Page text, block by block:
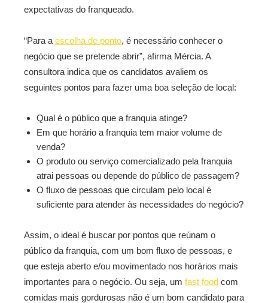
expectativas do franqueado.
“Para a escolha de ponto, é necessário conhecer o
negócio que se pretende abrir”, afirma Mércia. A
consultora indica que os candidatos avaliem os
seguintes pontos para fazer uma boa seleção de local:
Qual é o público que a franquia atinge?
Em que horário a franquia tem maior volume de
venda?
O produto ou serviço comercializado pela franquia
atrai pessoas ou depende do público de passagem?
O fluxo de pessoas que circulam pelo local é
suficiente para atender às necessidades do negócio?
Assim, o ideal é buscar por pontos que reúnam o
público da franquia, com um bom fluxo de pessoas, e
que esteja aberto e/ou movimentado nos horários mais
importantes para o negócio. Ou seja, um fast food com
comidas mais gordurosas não é um bom candidato para